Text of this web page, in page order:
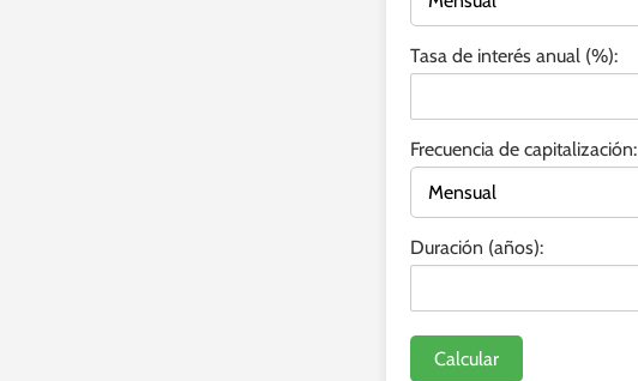
Tasa de interés anual (%):
Frecuencia de capitalización:
Duración (años):
Calcular